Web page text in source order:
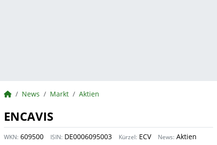
BörsenNEWS.de
News Markt Aktien
ENCAVIS
WKN: 609500 ISIN: DE0006095003 Kürzel: ECV News: Aktien